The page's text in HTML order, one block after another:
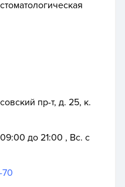
пр-т, д. 25, к.
до 21:00 , Вс. с